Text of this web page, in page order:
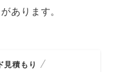
あります。
見積もり